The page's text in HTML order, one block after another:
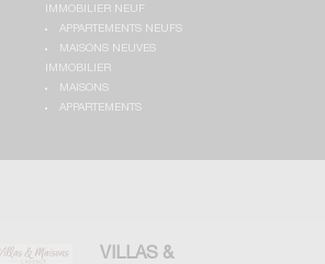
IMMOBILIER NEUF
APPARTEMENTS NEUFS
MAISONS NEUVES
IMMOBILIER
MAISONS
APPARTEMENTS
VILLAS &